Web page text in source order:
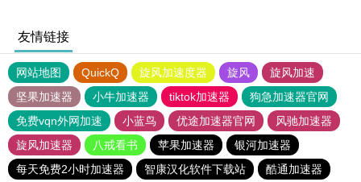
友情链接
网站地图 QuickQ 旋风加速度器 旋风
旋风加速
坚果加速器
小牛加速器 tiktok加速器
狗急加速器官网
免费vqn外网加速
小蓝鸟 优途加速器官网
风驰加速器
旋风加速器
八戒看书 苹果加速器
银河加速器
每天免费2小时加速器
智康汉化软件下载站 酷通加速器